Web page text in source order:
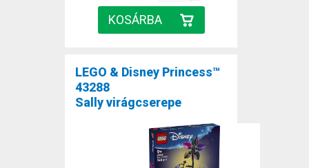
LEGO & Disney Princess™
43288
Sally virágcserepe